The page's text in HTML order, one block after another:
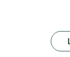
seu local